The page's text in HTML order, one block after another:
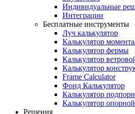
Индивидуальные
Интеграции
Бесплатные инструменты
Луч калькулятор
Калькулятор
Калькулятор фермы
Калькулятор
Калькулятор
Frame Calculator
Фонд Калькулятор
Калькулятор
Калькулятор
Решения